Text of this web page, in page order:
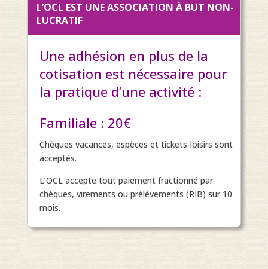
L’OCL EST UNE ASSOCIATION À BUT NON-
LUCRATIF
Une adhésion en plus de la
cotisation est nécessaire pour
la pratique d’une activité :
Familiale : 20€
Chèques vacances, espèces et tickets-loisirs sont
acceptés.
L’OCL accepte tout paiement fractionné par
chèques, virements ou prélèvements (RIB) sur 10
mois.